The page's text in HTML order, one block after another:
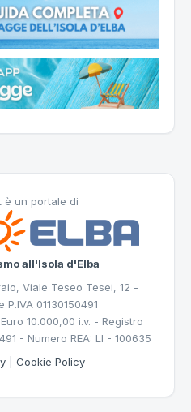
è un portale di
all'Isola d'Elba
Viale Teseo Tesei, 12 -
01130150491
10.000,00 i.v. - Registro
- Numero REA: LI - 100635
| Cookie Policy